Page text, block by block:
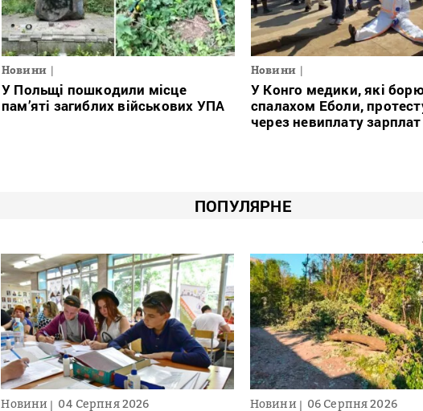
Новини
У Польщі пошкодили місце
пам’яті загиблих військових УПА
Новини
У Конго медики, які
спалахом Еболи,
через невиплату зарплат
ПОПУЛЯРНЕ
Новини 04 Серпня 2026 Новини 06 Серпня 2026